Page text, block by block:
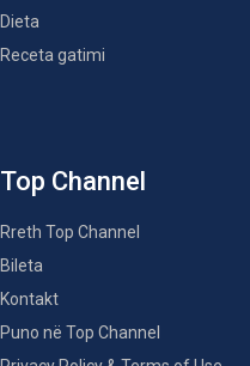
Dieta
Receta gatimi
Top Channel
Rreth Top Channel
Bileta
Kontakt
Puno në Top Channel